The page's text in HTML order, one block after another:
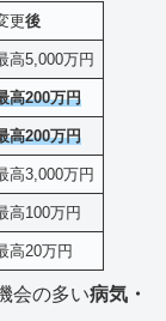
更後
高5,000万円
高200万円
高200万円
高3,000万円
高100万円
高20万円
会の多い病気・